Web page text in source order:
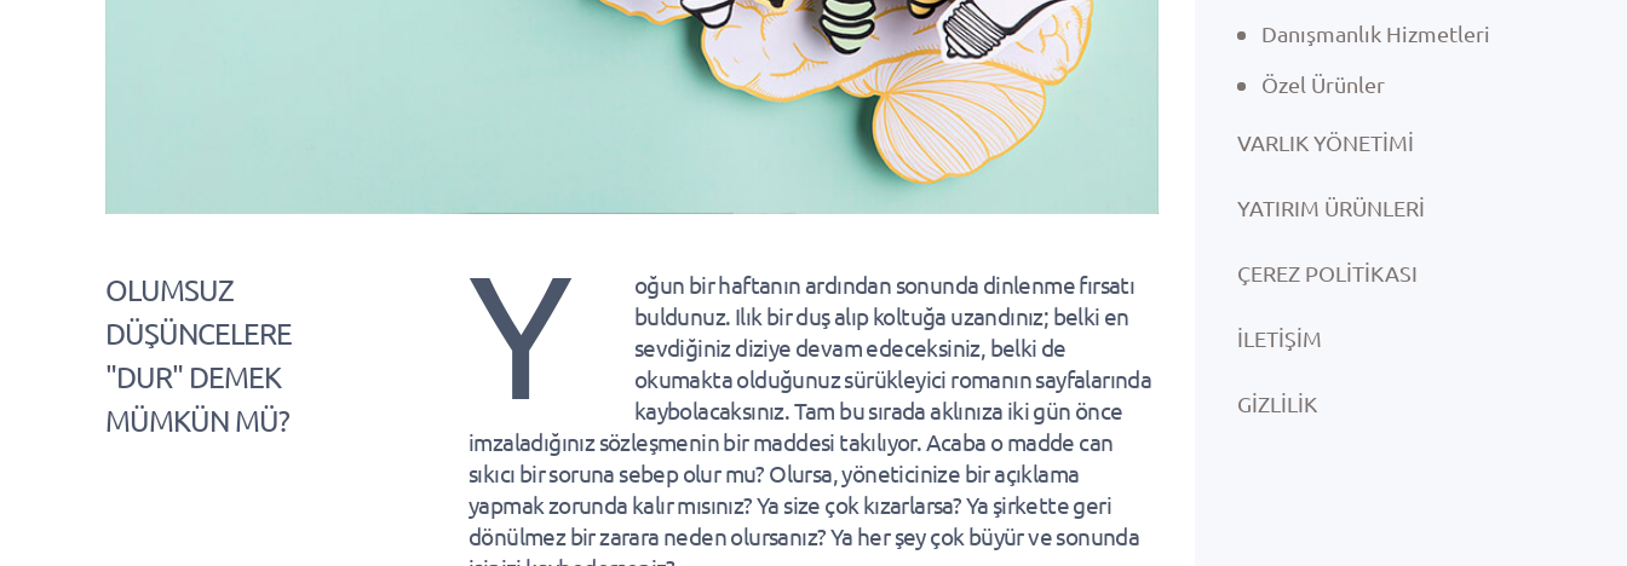
OLUMSUZ
DÜŞÜNCELERE
"DUR" DEMEK
MÜMKÜN MÜ?
Y
oğun bir haftanın ardından sonunda dinlenme fırsatı
buldunuz. Ilık bir duş alıp koltuğa uzandınız; belki en
sevdiğiniz diziye devam edeceksiniz, belki de
okumakta olduğunuz sürükleyici romanın sayfalarında
kaybolacaksınız. Tam bu sırada aklınıza iki gün önce
imzaladığınız sözleşmenin bir maddesi takılıyor. Acaba o madde can
sıkıcı bir soruna sebep olur mu? Olursa, yöneticinize bir açıklama
yapmak zorunda kalır mısınız? Ya size çok kızarlarsa? Ya şirkette geri
dönülmez bir zarara neden olursanız? Ya her şey çok büyür ve sonunda
Danışmanlık Hizmetleri
Özel Ürünler
VARLIK YÖNETIMI
YATIRIM ÜRÜNLERI
ÇEREZ POLITIKASI
İLETIŞIM
GIZLILIK